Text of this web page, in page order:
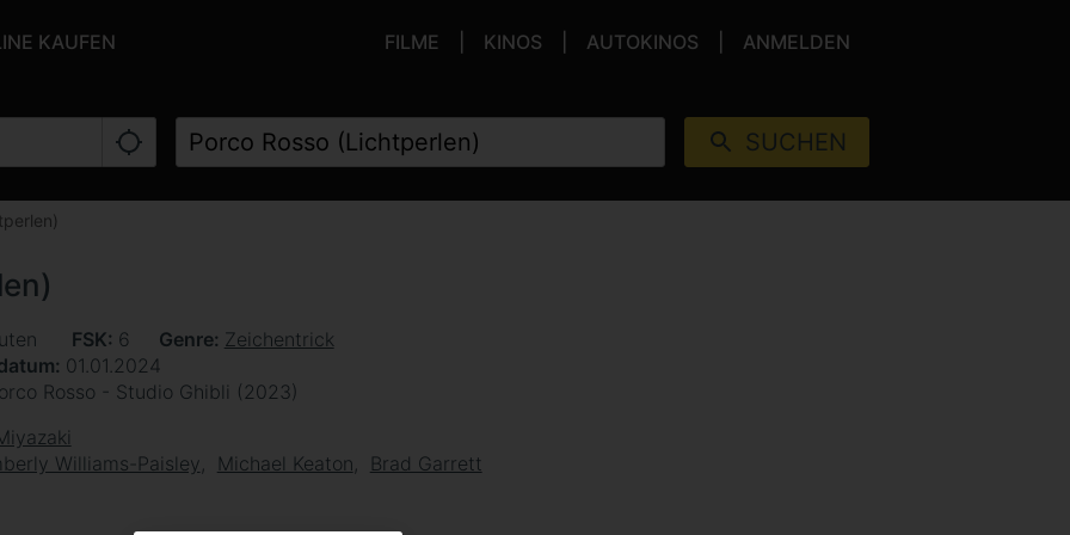
KAUFEN FILME KINOS AUTOKINOS ANMELDEN
SUCHEN
FSK 6 Genre Zeichentrick
01.01.2024
Rosso - Studio Ghibli (2023)
Williams-Paisley
Michael Keaton Brad Garrett